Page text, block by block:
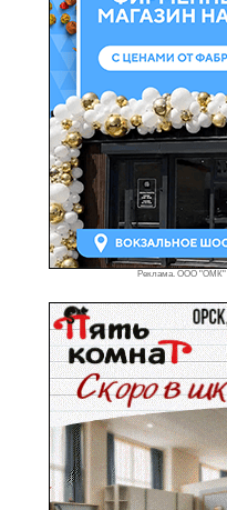
Реклама. ООО "ОМК"